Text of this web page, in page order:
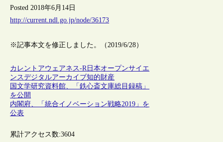
Posted 2018年6月14日
http://current.ndl.go.jp/node/36173
※記事本文を修正しました。（2019/6/28）
カレントアウェアネス-R 日本オープンサイエ
ンスデジタルアーカイブ知的財産
国文学研究資料館、「鉄心斎文庫総目録稿」
を公開
内閣府、「統合イノベーション戦略2019」を
公表
累計アクセス数:3604